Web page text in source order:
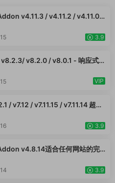
v4.11.3 / v4.11.2 / v4.11.0 /
WordPress WooCommerce 主
产品、数码产品、时装店、家具
手表、化妆品、运动鞋子、家居
3.9
v8.2.0 / v8.0.1 - 响应式
城模板时尚电子产品、数码产
、家居产品行业购物网站WooСo
VIP
/ v7.12 / v7.11.15 / v7.11.14 超强
品、数码产品、时装店、家具3.9
v4.8.14适合任何网站的完
网站、跨境电商独立站商城模板
3.9